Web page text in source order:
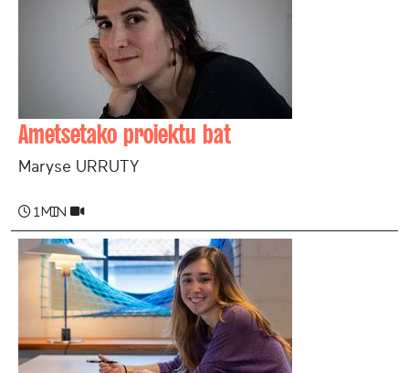
Ametsetako proiektu bat
Maryse URRUTY
1 min